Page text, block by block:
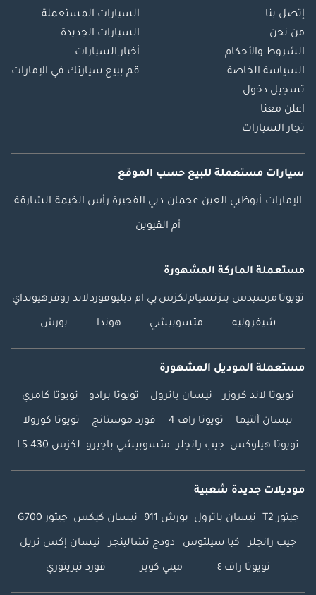
إتصل بنا
من نحن
الشروط والأحكام
السياسة الخاصة
تسجيل دخول
اعلن معنا
تجار السيارات
السيارات المستعملة
السيارات الجديدة
أخبار السيارات
قم ببيع سيارتك في الإمارات
سيارات مستعملة للبيع حسب الموقع
الإمارات أبوظبي العين عجمان دبي الفجيرة رأس الخيمة الشارقة
أم القيوين
مستعملة الماركة المشهورة
تويوتا مرسيدس بنزنسياملكزس بي ام دبليوفوردلاند روفرهيونداي
شيفروليه متسوبيشي هوندا بورش
مستعملة الموديل المشهورة
تويوتا لاند كروزر نيسان باترول تويوتا برادو تويوتا كامري
نيسان ألتيما تويوتا راف 4 فورد موستانج تويوتا كورولا
تويوتا هيلوكس جيب رانجلر متسوبيشي باجيرو لكزس LS 430
موديلات جديدة شعبية
جيتور T2 نيسان باترول بورش 911 نيسان كيكس جيتور G700
جيب رانجلر كيا سيلتوس دودج تشالينجر نيسان إكس تريل
تويوتا راف ٤ ميني كوبر فورد تيريتوري